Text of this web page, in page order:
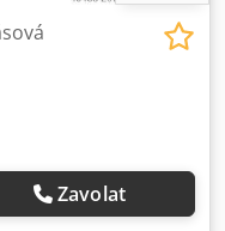
Zavolat